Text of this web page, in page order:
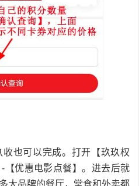
也可以完成。打开【玖玖权
【优惠电影点餐】。进去后就
大品牌的餐厅，堂食和外卖都